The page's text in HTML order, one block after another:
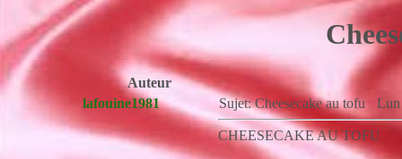
Auteur
lafouine1981
Sujet: Cheesecake au tofu Lun
CHEESECAKE AU TOFU